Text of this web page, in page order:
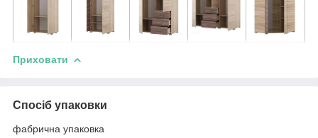
Приховати
Спосіб упаковки
фабрична упаковка